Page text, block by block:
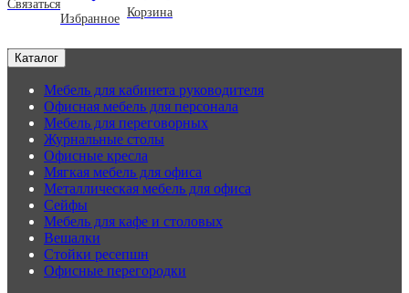
Связаться
Избранное Корзина
Каталог
Мебель для кабинета руководителя
Офисная мебель для персонала
Мебель для переговорных
Журнальные столы
Офисные кресла
Мягкая мебель для офиса
Металлическая мебель для офиса
Сейфы
Мебель для кафе и столовых
Вешалки
Стойки ресепшн
Офисные перегородки